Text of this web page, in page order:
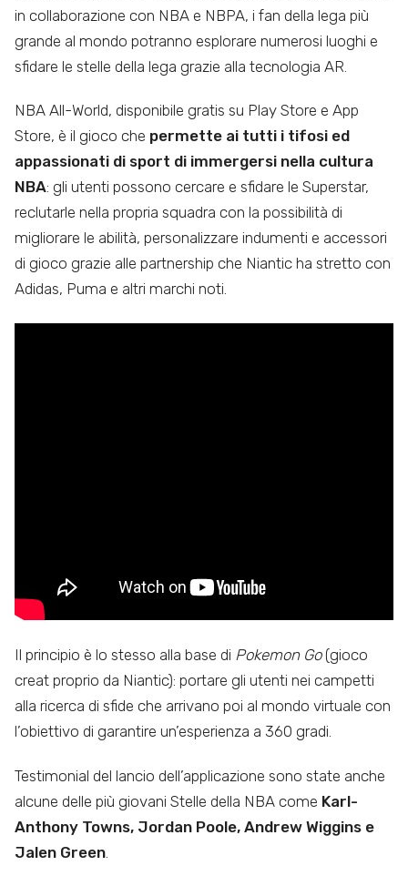
in collaborazione con NBA e NBPA, i fan della lega più
grande al mondo potranno esplorare numerosi luoghi e
sfidare le stelle della lega grazie alla tecnologia AR.
NBA All-World, disponibile gratis su Play Store e App
Store, è il gioco che permette ai tutti i tifosi ed
appassionati di sport di immergersi nella cultura
NBA: gli utenti possono cercare e sfidare le Superstar,
reclutarle nella propria squadra con la possibilità di
migliorare le abilità, personalizzare indumenti e accessori
di gioco grazie alle partnership che Niantic ha stretto con
Adidas, Puma e altri marchi noti.
Il principio è lo stesso alla base di Pokemon Go (gioco
creat proprio da Niantic): portare gli utenti nei campetti
alla ricerca di sfide che arrivano poi al mondo virtuale con
l’obiettivo di garantire un’esperienza a 360 gradi.
Testimonial del lancio dell’applicazione sono state anche
alcune delle più giovani Stelle della NBA come Karl-
Anthony Towns, Jordan Poole, Andrew Wiggins e
Jalen Green.